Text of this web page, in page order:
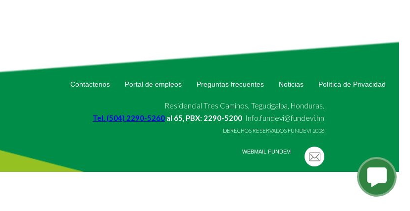
Contáctenos Portal de empleos Preguntas frecuentes Noticias Política de Privacidad
Residencial Tres Caminos, Tegucigalpa, Honduras.
Tel. (504) 2290-5260 al 65, PBX: 2290-5200 Info.fundevi@fundevi.hn
DERECHOS RESERVADOS FUNDEVI 2018
WEBMAIL FUNDEVI